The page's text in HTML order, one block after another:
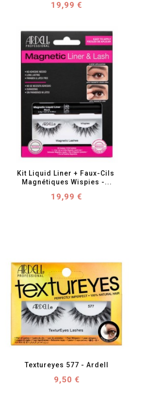
Prix
19,99 €
favorite_border visibility
Kit Liquid Liner + Faux-Cils
Magnétiques Wispies -...
Prix
19,99 €
favorite_border visibility
Textureyes 577 - Ardell
Prix
9,50 €